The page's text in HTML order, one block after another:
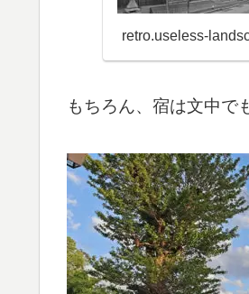
retro.useless-
もちろん、宿は文中で